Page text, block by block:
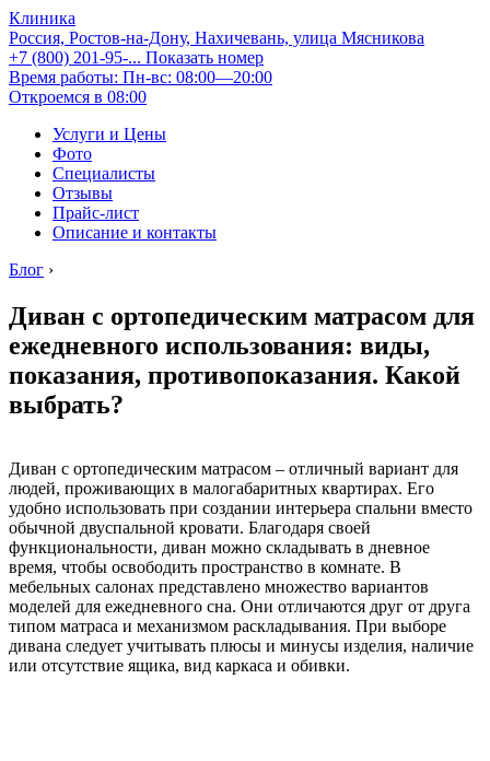
Клиника
Россия, Ростов-на-Дону, Нахичевань, улица Мясникова
+7 (800) 201-95-... Показать номер
Время работы: Пн-вс: 08:00—20:00
Откроемся в 08:00
Услуги и Цены
Фото
Специалисты
Отзывы
Прайс-лист
Описание и контакты
Блог ›
Диван с ортопедическим матрасом для
ежедневного использования: виды,
показания, противопоказания. Какой
выбрать?
Диван с ортопедическим матрасом – отличный вариант для
людей, проживающих в малогабаритных квартирах. Его
удобно использовать при создании интерьера спальни вместо
обычной двуспальной кровати. Благодаря своей
функциональности, диван можно складывать в дневное
время, чтобы освободить пространство в комнате. В
мебельных салонах представлено множество вариантов
моделей для ежедневного сна. Они отличаются друг от друга
типом матраса и механизмом раскладывания. При выборе
дивана следует учитывать плюсы и минусы изделия, наличие
или отсутствие ящика, вид каркаса и обивки.